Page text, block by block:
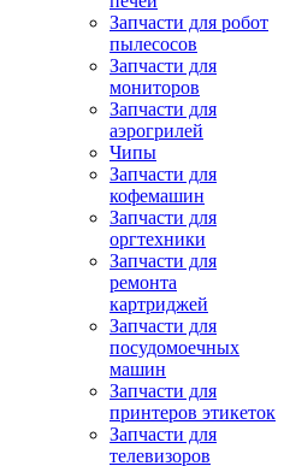
Запчасти для робот
пылесосов
Запчасти для
мониторов
Запчасти для
аэрогрилей
Чипы
Запчасти для
кофемашин
Запчасти для
оргтехники
Запчасти для
ремонта
картриджей
Запчасти для
посудомоечных
машин
Запчасти для
принтеров этикеток
Запчасти для
телевизоров